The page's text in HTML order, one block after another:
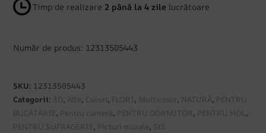
Timp de realizare 2 până la 4 zile lucrătoare
Număr de produs: 12313505443
SKU: 12313505443
Categorii: 3D , Alte, Culori, FLORI, Multicolor, NATURĂ, PENTRU
BUCĂTĂRIE, Pentru cameră, PENTRU DORMITOR, PENTRU HOL,
PENTRU SUFRAGERIE, Picturi murale, Stil